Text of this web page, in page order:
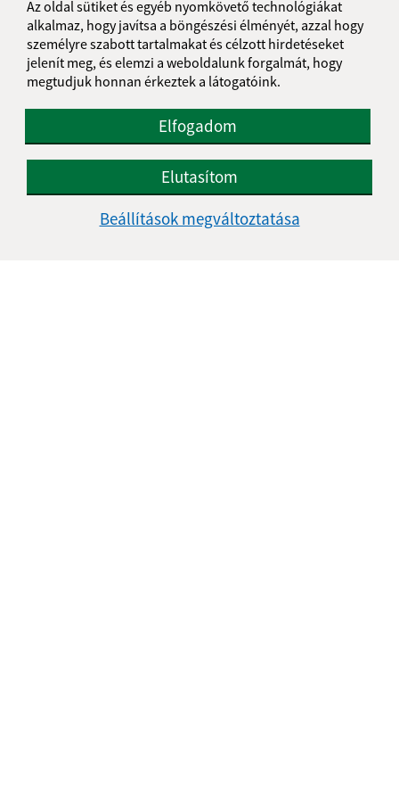
Az oldal sütiket és egyéb nyomkövető technológiákat
alkalmaz, hogy javítsa a böngészési élményét, azzal hogy
személyre szabott tartalmakat és célzott hirdetéseket
jelenít meg, és elemzi a weboldalunk forgalmát, hogy
megtudjuk honnan érkeztek a látogatóink.
Elfogadom
Elutasítom
Beállítások megváltoztatása
IČO: 00649546